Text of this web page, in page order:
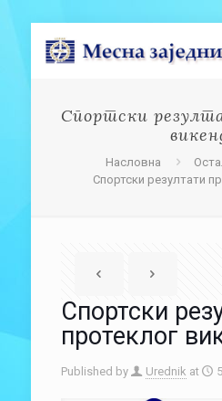
Спортски
Насловна
Спортски резултати
Спортски
протеклог
Published by Urednik at